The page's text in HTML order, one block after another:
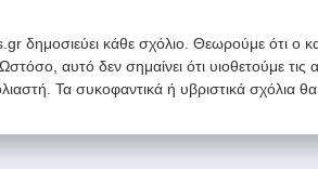
δημοσιεύει κάθε σχόλιο. Θεωρούμε ότι ο
αυτό δεν σημαίνει ότι υιοθετούμε
Τα συκοφαντικά ή υβριστικά σχόλια